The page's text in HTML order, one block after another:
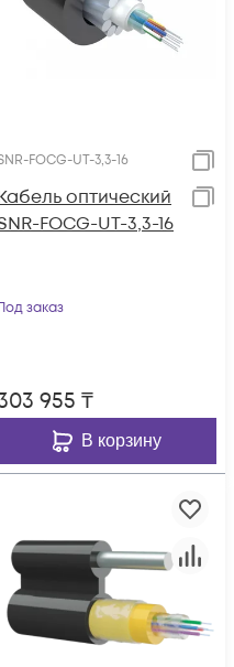
FOCG-UT-3,3-16
оптический
FOCG-UT-3,3-16
заказ
955 ₸
В корзину